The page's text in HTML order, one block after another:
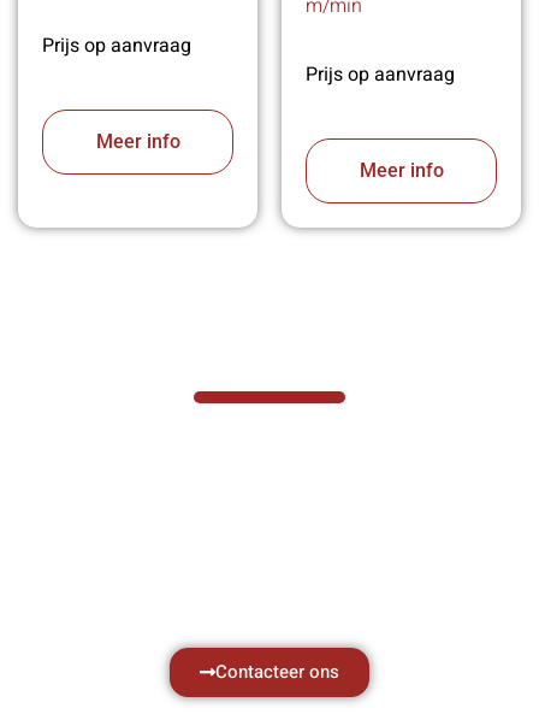
Prijs op aanvraag
Meer info
m/min
Prijs op aanvraag
Meer info
Contacteer ons